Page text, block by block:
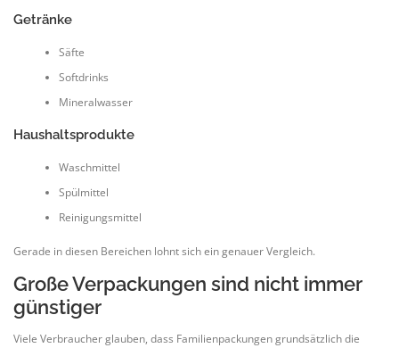
Getränke
Säfte
Softdrinks
Mineralwasser
Haushaltsprodukte
Waschmittel
Spülmittel
Reinigungsmittel
Gerade in diesen Bereichen lohnt sich ein genauer Vergleich.
Große Verpackungen sind nicht immer
günstiger
Viele Verbraucher glauben, dass Familienpackungen grundsätzlich die